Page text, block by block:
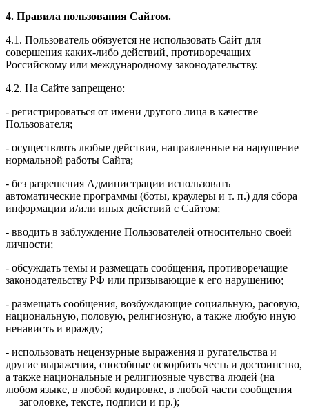
4. Правила пользования Сайтом.
4.1. Пользователь обязуется не использовать Сайт для
совершения каких-либо действий, противоречащих
Российскому или международному законодательству.
4.2. На Сайте запрещено:
- регистрироваться от имени другого лица в качестве
Пользователя;
- осуществлять любые действия, направленные на нарушение
нормальной работы Сайта;
- без разрешения Администрации использовать
автоматические программы (боты, краулеры и т. п.) для сбора
информации и/или иных действий с Сайтом;
- вводить в заблуждение Пользователей относительно своей
личности;
- обсуждать темы и размещать сообщения, противоречащие
законодательству РФ или призывающие к его нарушению;
- размещать сообщения, возбуждающие социальную, расовую,
национальную, половую, религиозную, а также любую иную
ненависть и вражду;
- использовать нецензурные выражения и ругательства и
другие выражения, способные оскорбить честь и достоинство,
а также национальные и религиозные чувства людей (на
любом языке, в любой кодировке, в любой части сообщения
— заголовке, тексте, подписи и пр.);